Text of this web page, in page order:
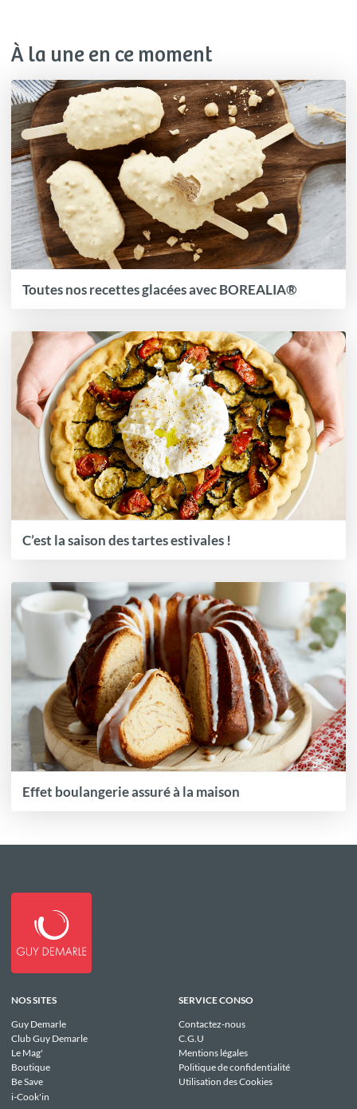
À la une en ce moment
Toutes nos recettes glacées avec BOREALIA®
C’est la saison des tartes estivales !
Effet boulangerie assuré à la maison
NOS SITES
Guy Demarle
Club Guy Demarle
Le Mag'
Boutique
Be Save
i-Cook'in
SERVICE CONSO
Contactez-nous
C.G.U
Mentions légales
Politique de confidentialité
Utilisation des Cookies